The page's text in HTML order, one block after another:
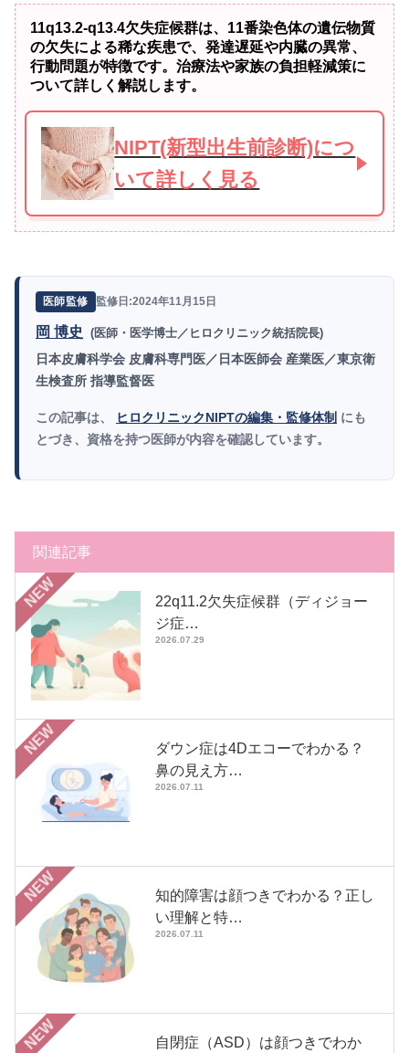
11q13.2-q13.4欠失症候群は、11番染色体の遺伝物質
の欠失による稀な疾患で、発達遅延や内臓の異常、
行動問題が特徴です。治療法や家族の負担軽減策に
ついて詳しく解説します。
NIPT(新型出生前診断)につ
いて詳しく見る
医師監修 監修日:2024年11月15日
岡 博史 (医師・医学博士／ヒロクリニック統括院長)
日本皮膚科学会 皮膚科専門医／日本医師会 産業医／東京衛
生検査所 指導監督医
この記事は、 ヒロクリニックNIPTの編集・監修体制 にも
とづき、資格を持つ医師が内容を確認しています。
関連記事
NEW
22q11.2欠失症候群（ディジョー
ジ症…
2026.07.29
NEW
ダウン症は4Dエコーでわかる？
鼻の見え方…
2026.07.11
NEW
知的障害は顔つきでわかる？正し
い理解と特…
2026.07.11
NEW
自閉症（ASD）は顔つきでわか